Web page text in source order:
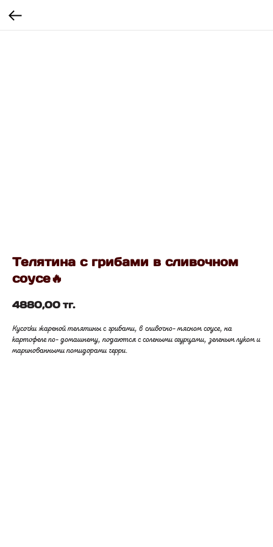
Телятина с грибами в сливочном
соусе🔥
4880,00 тг.
Кусочки жареной телятины с грибами, в сливочно- мясном соусе, на
картофеле по- домашнему, подаются с солеными огурцами, зеленым луком и
маринованными помидорами черри.